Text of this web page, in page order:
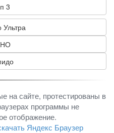
3
Ультра
на сайте, протестированы в
программы не
отображение.
Яндекс Браузер